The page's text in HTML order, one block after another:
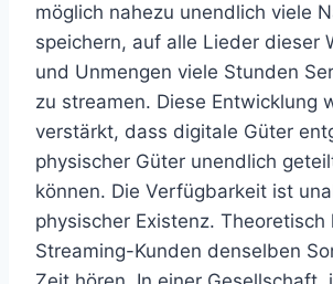
möglich nahezu unendlich viele
speichern, auf alle Lieder dieser
und Unmengen viele Stunden
zu streamen. Diese Entwicklung
verstärkt, dass digitale Güter
physischer Güter unendlich
können. Die Verfügbarkeit ist
physischer Existenz. Theoretisch
Streaming-Kunden denselben